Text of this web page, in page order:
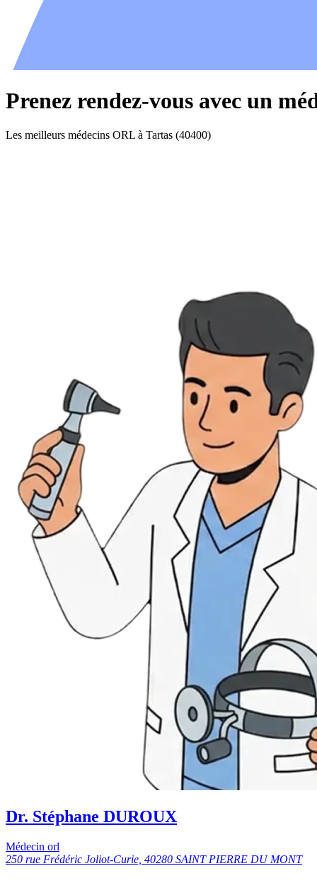
Prenez rendez-vous avec un
Les meilleurs médecins ORL à Tartas (40400)
Dr. Stéphane DUROUX
Médecin orl
250 rue Frédéric Joliot-Curie, 40280 SAINT PIERRE DU MONT